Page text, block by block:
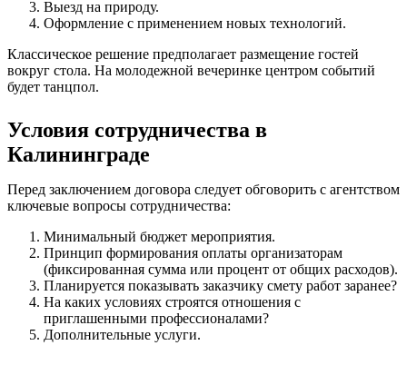
Выезд на природу.
Оформление с применением новых технологий.
Классическое решение предполагает размещение гостей
вокруг стола. На молодежной вечеринке центром событий
будет танцпол.
Условия сотрудничества в
Калининграде
Перед заключением договора следует обговорить с агентством
ключевые вопросы сотрудничества:
Минимальный бюджет мероприятия.
Принцип формирования оплаты организаторам
(фиксированная сумма или процент от общих расходов).
Планируется показывать заказчику смету работ заранее?
На каких условиях строятся отношения с
приглашенными профессионалами?
Дополнительные услуги.